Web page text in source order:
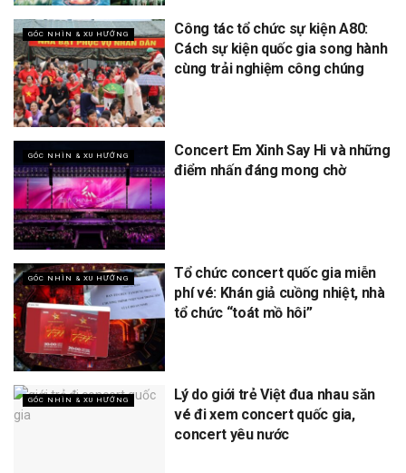
GÓC NHÌN & XU HƯỚNG
Công tác tổ chức sự kiện A80:
Cách sự kiện quốc gia song hành
cùng trải nghiệm công chúng
GÓC NHÌN & XU HƯỚNG
Concert Em Xinh Say Hi và những
điểm nhấn đáng mong chờ
GÓC NHÌN & XU HƯỚNG
Tổ chức concert quốc gia miễn
phí vé: Khán giả cuồng nhiệt, nhà
tổ chức “toát mồ hôi”
GÓC NHÌN & XU HƯỚNG
Lý do giới trẻ Việt đua nhau săn
vé đi xem concert quốc gia,
concert yêu nước